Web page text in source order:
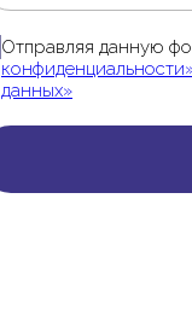
Отправляя данную
данных»